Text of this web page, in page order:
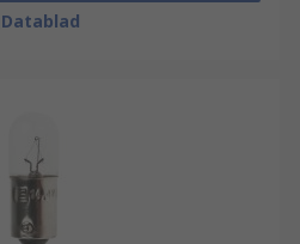
Datablad